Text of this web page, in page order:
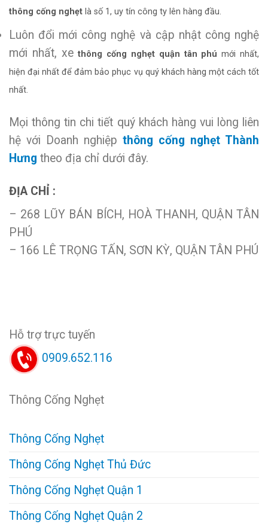
thông cống nghẹt là số 1, uy tín công ty lên hàng đầu.
Luôn đổi mới công nghệ và cập nhật công nghệ
mới nhất, xethông cống nghẹt quận tân phú mới nhất,
hiện đại nhất để đảm bảo phục vụ quý khách hàng một cách tốt
nhất.
Mọi thông tin chi tiết quý khách hàng vui lòng liên
hệ với Doanh nghiệp thông cống nghẹt Thành
Hưng theo địa chỉ dưới đây.
ĐỊA CHỈ :
– 268 LŨY BÁN BÍCH, HOÀ THANH, QUẬN TÂN
PHÚ
– 166 LÊ TRỌNG TẤN, SƠN KỲ, QUẬN TÂN PHÚ
Hỗ trợ trực tuyến
0909.652.116
Thông Cống Nghẹt
Thông Cống Nghẹt
Thông Cống Nghẹt Thủ Đức
Thông Cống Nghẹt Quận 1
Thông Cống Nghẹt Quận 2